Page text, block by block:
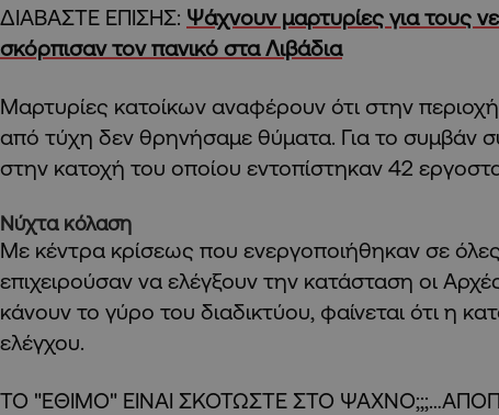
ΔΙΑΒΑΣΤΕ ΕΠΙΣΗΣ: Ψάχνουν μαρτυρίες για τους
σκόρπισαν τον πανικό στα Λιβάδια
Μαρτυρίες κατοίκων αναφέρουν ότι στην περιοχή
από τύχη δεν θρηνήσαμε θύματα. Για το συμβάν
στην κατοχή του οποίου εντοπίστηκαν 42
Νύχτα κόλαση
Με κέντρα κρίσεως που ενεργοποιήθηκαν σε όλες
επιχειρούσαν να ελέγξουν την κατάσταση οι
κάνουν το γύρο του διαδικτύου, φαίνεται ότι η
ελέγχου.
ΤΟ "ΕΘΙΜΟ" ΕΙΝΑΙ ΣΚΟΤΩΣΤΕ ΣΤΟ